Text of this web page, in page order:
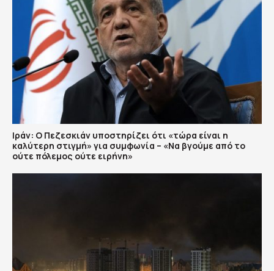
Ιράν: Ο Πεζεσκιάν υποστηρίζει ότι «τώρα είναι η
καλύτερη στιγμή» για συμφωνία – «Να βγούμε από το
ούτε πόλεμος ούτε ειρήνη»